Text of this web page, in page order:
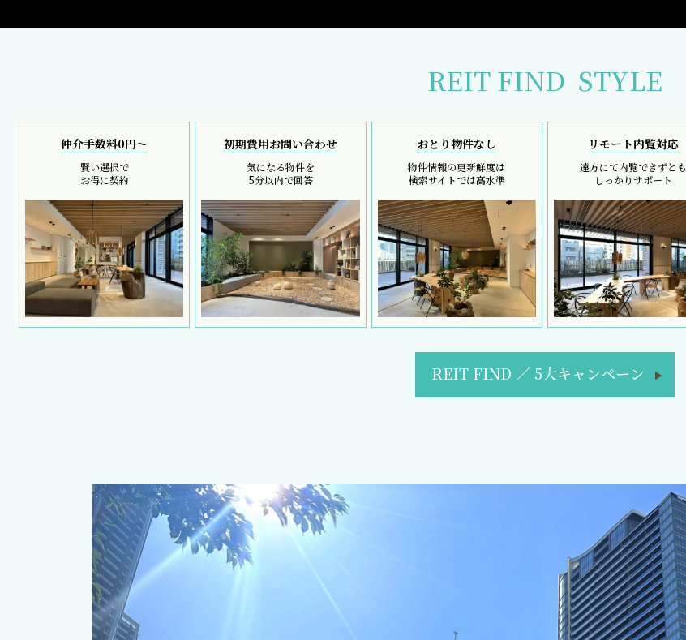
REIT FIND STYLE
仲介手数料0円～
賢い選択で
お得に契約
初期費用お問い合わせ
気になる物件を
5分以内で回答
おとり物件なし
物件情報の更新鮮度は
検索サイトでは高水準
リモート内覧対応
遠方にて内覧できずとも
しっかりサポート
REIT FIND ／ 5大キャンペーン